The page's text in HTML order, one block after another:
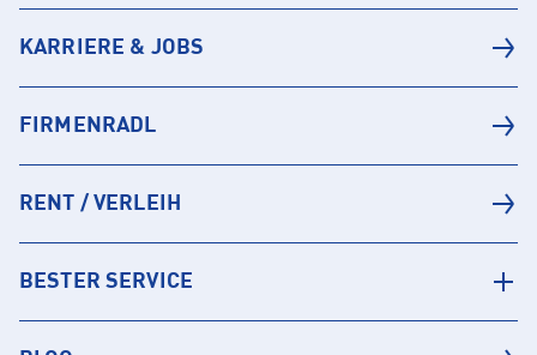
KARRIERE & JOBS
FIRMENRADL
RENT / VERLEIH
BESTER SERVICE